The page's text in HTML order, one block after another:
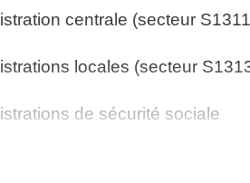
centrale (secteur
locales (secteur
de sécurité sociale
de l'Union Européenne